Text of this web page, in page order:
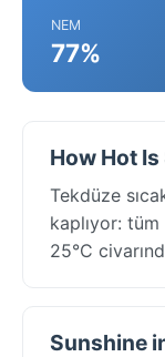
NEM
77%
How Hot
Tekdüze
kaplıyor:
25°C
Sunshine